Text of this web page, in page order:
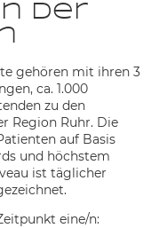
der
gehören mit ihren 3
ca. 1.000
zu den
Region Ruhr. Die
auf Basis
und höchstem
ist täglicher
eine/n: